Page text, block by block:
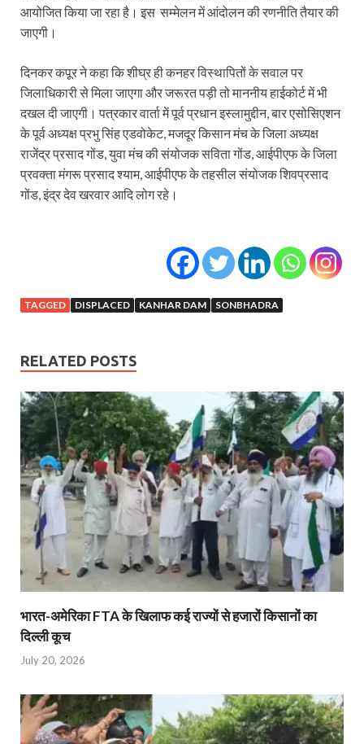
आयोजित किया जा रहा है। इस सम्मेलन में आंदोलन की रणनीति तैयार की
जाएगी।
दिनकर कपूर ने कहा कि शीघ्र ही कनहर विस्थापितों के सवाल पर
जिलाधिकारी से मिला जाएगा और जरूरत पड़ी तो माननीय हाईकोर्ट में भी
दखल दी जाएगी। पत्रकार वार्ता में पूर्व प्रधान इस्लामुद्दीन, बार एसोसिएशन
के पूर्व अध्यक्ष प्रभु सिंह एडवोकेट, मजदूर किसान मंच के जिला अध्यक्ष
राजेंद्र प्रसाद गोंड, युवा मंच की संयोजक सविता गोंड, आईपीएफ के जिला
प्रवक्ता मंगरू प्रसाद श्याम, आईपीएफ के तहसील संयोजक शिवप्रसाद
गोंड, इंद्र देव खरवार आदि लोग रहे।
TAGGED DISPLACED KANHAR DAM SONBHADRA
RELATED POSTS
भारत-अमेरिका FTA के खिलाफ कई राज्यों से हजारों किसानों का
दिल्ली कूच
July 20, 2026